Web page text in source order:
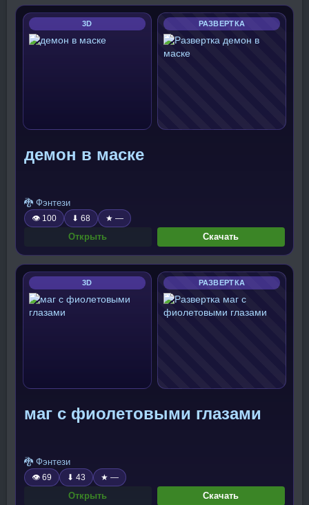
3D РАЗВЕРТКА
демон в маске
🐉 Фэнтези
👁 100 ⬇ 68 ★ —
Открыть Скачать
3D РАЗВЕРТКА
маг с фиолетовыми глазами
🐉 Фэнтези
👁 69 ⬇ 43 ★ —
Открыть Скачать